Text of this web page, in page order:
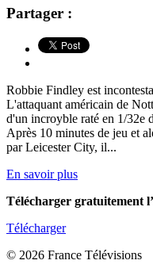
Partager :
Robbie Findley est
L'attaquant américain de
d'un incroyble raté en 1/32e
Après 10 minutes de jeu et
par Leicester City, il...
En savoir plus
Télécharger gratuitement
Télécharger
© 2026 France Télévisions